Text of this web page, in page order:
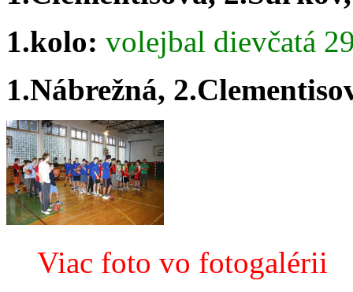
1.kolo: volejbal dievčatá
1.Nábrežná,
Viac foto vo fotogalérii